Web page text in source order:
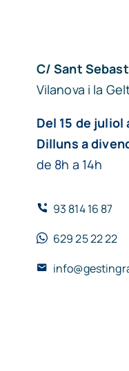
C/ Sant
Vilanova i la
Del 15 de juliol
Dilluns a
de 8h a 14h
93 814 16 87
629 25 22 22